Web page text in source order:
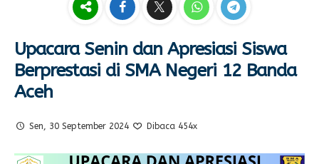
Akreditasi
Struktur Organisasi
Sekolah
Komite
Osis
Berita Sekolah
Artikel
Blog Guru
Pengumuman
Agenda
Ekstrakurikuler
Pramuka
PMR
Klub Bahasa
Design Grafis
FASILITAS
GALERI
FOTO
VIDEO
PPDB
DOWNLOAD
TAUTAN
Upacara Senin dan Apresiasi Siswa
Berprestasi di SMA Negeri 12 Banda
Aceh
Sen, 30 September 2024 Dibaca 454x